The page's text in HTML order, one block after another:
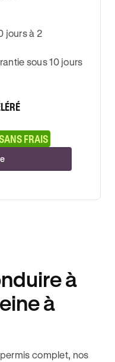
jours à 2
sous 10 jours
FRAIS
à
à
complet, nos